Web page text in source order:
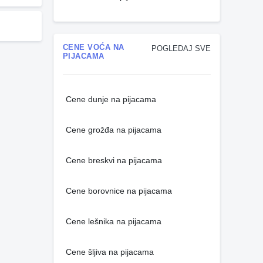
POGLEDAJ SVE
CENE VOĆA NA
PIJACAMA
Cene dunje na pijacama
Cene grožđa na pijacama
Cene breskvi na pijacama
Cene borovnice na pijacama
Cene lešnika na pijacama
Cene šljiva na pijacama